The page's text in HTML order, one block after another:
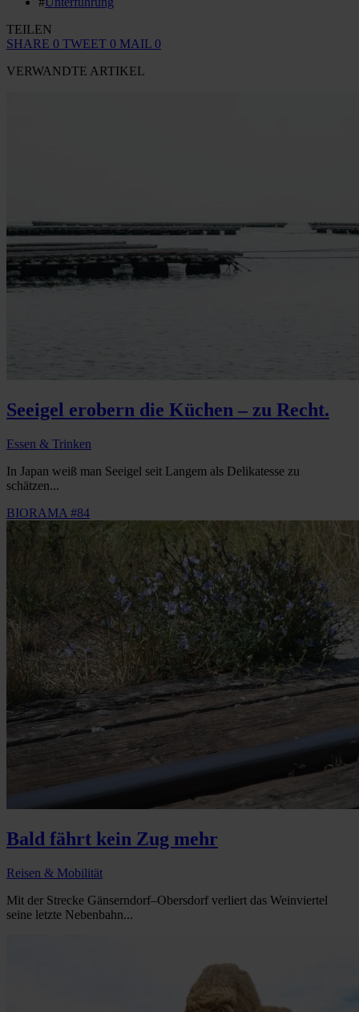
TEILEN
SHARE 0 TWEET 0 MAIL 0
VERWANDTE ARTIKEL
Seeigel erobern die Küchen – zu Recht.
Essen & Trinken
In Japan weiß man Seeigel seit Langem als Delikatesse zu
schätzen...
BIORAMA #84
Bald fährt kein Zug mehr
Reisen & Mobilität
Mit der Strecke Gänserndorf–Obersdorf verliert das Weinviertel
seine letzte Nebenbahn...